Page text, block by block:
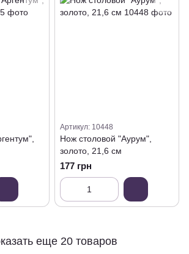
Артикул: 10448
Нож столовой "Аурум",
золото, 21,6 см
177 грн
еще 20 товаров